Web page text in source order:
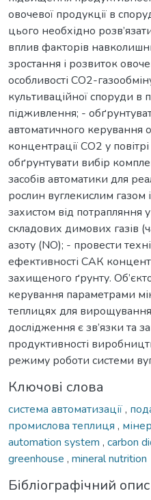
овочевої продукції в
цього необхідно
вплив факторів
зростання і розвиток
особливості СО2-
культиваційної споруди в
підживлення; -
автоматичного
концентрації СО2 у
обґрунтувати вибір
засобів автоматики для
рослин вуглекислим газом
захистом від потрапляння
складових димових газів
азоту (NO); - провести
ефективності САК
захищеного ґрунту.
керування параметрами
теплицях для
дослідження є зв’язки та
продуктивності
режиму роботи системи
Ключові слова
система автоматизації,
промислова теплиця ,
automation system , carbon
greenhouse , mineral nutrition
Бібліографічний опис